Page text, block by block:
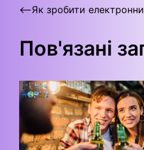
Навігація
⟵Як зробити
Пов'язані